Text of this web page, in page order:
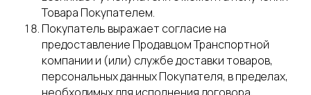
Товара Покупателем.
Покупатель выражает согласие на
предоставление Продавцом Транспортной
компании и (или) службе доставки товаров,
персональных данных Покупателя, в пределах,